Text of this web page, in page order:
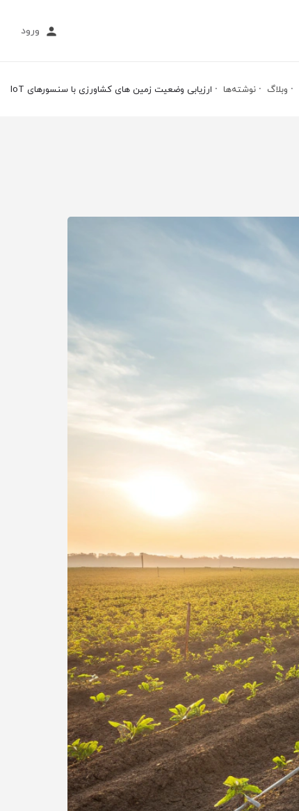
ورود
وبلاگ نوشته‌ها ارزیابی وضعیت زمین های کشاورزی با سنسورهای IoT